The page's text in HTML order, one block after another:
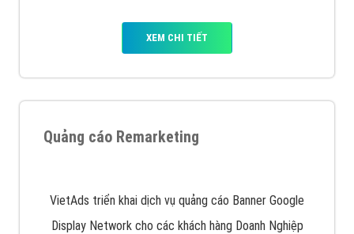
XEM CHI TIẾT
Quảng cáo Remarketing
VietAds triển khai dịch vụ quảng cáo Banner Google
Display Network cho các khách hàng Doanh Nghiệp